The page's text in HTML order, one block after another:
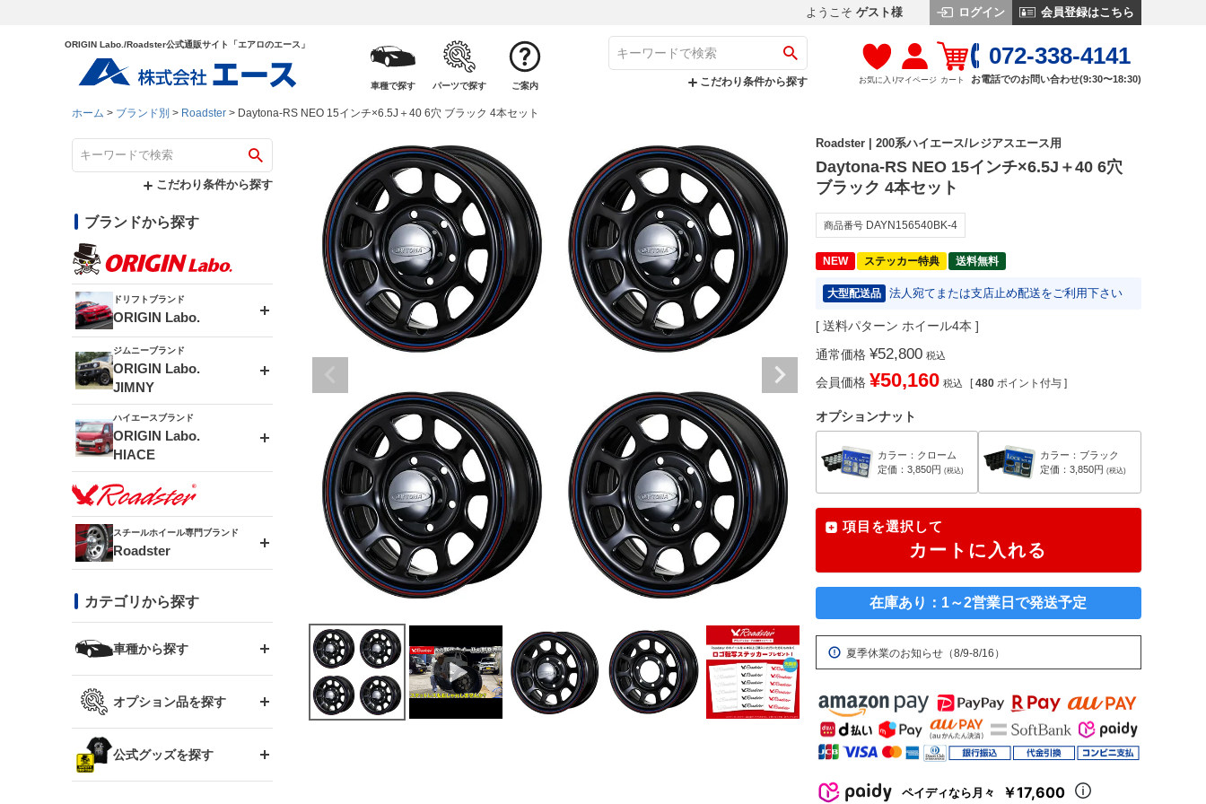
ようこそ ゲスト様 ログイン 会員登録はこちら
ORIGIN Labo./Roadster公式通販サイト「エアロのエース」
車種で探す パーツで探す ご案内 こだわり条件から探す お気に入りマイページ カート
072-338-4141
お電話でのお問い合わせ(9:30〜18:30)
ホーム ブランド別 Roadster Daytona-RS NEO 15インチ×6.5J＋40 6穴 ブラック 4本セット
こだわり条件から探す
ブランドから探す
ドリフトブランド
ORIGIN Labo.
エアロシリーズ
ドリフトライン
風神(180SX)
雷神(S15)
龍神(チェイサー)
レーシングライン
アタックライン
ストリームライン
スタイリッシュライン
フロントフェンダー
リアフェンダー
ブラッシュフェンダー
コンバットアイ
GTウイング
リアウイング
ルーフウイング
ボンネット
ジムニーブランド
ORIGIN Labo.
JIMNY
アルミホイール
MUD-ZEUS
アルミホイール
MUD-SR7
MUD-S7
ボンネット
フェンダー
サイドパーツ
ハイエースブランド
ORIGIN Labo.
HIACE
エアロシリーズ
LUX MODEL SP
LUX MODEL
RUGGER MODEL
GROUND MODEL
PHANTOM LIP
オーバーフェンダー
リアウイング
スムージングバンパー
ワイパーガード
内装パーツ
スチールホイール専門ブランド
Roadster
DAYTONA-RS
DAYTONA-RS NEO
まつど家 鉄漢
まつど家 鉄心
カテゴリから探す
車種から探す
トヨタ
シルビア S13
スズキ
オプション品を探す
GTウイング用ラダー
公式グッズを探す
Roadster | 200系ハイエース/レジアスエース用
Daytona-RS NEO 15インチ×6.5J＋40 6穴
ブラック 4本セット
商品番号 DAYN156540BK-4
NEW ステッカー特典 送料無料
大型配送品 法人宛てまたは支店止め配送をご利用下さい
送料パターン ホイール4本
通常価格 ¥52,800 税込
会員価格 ¥50,160 税込 [ 480 ポイント付与 ]
オプションナット
カラー：クローム
定価：3,850円 (税込)
カラー：ブラック
定価：3,850円 (税込)
項目を選択して
カートに入れる
在庫あり：1～2営業日で発送予定
夏季休業のお知らせ（8/9-8/16）
ペイディなら月々 ￥17,600